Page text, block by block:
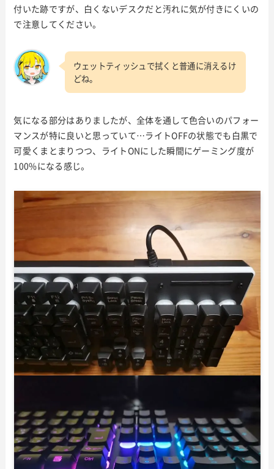
付いた跡ですが、白くないデスクだと汚れに気が付きにくいの
で注意してください。
ウェットティッシュで拭くと普通に消えるけ
どね。
気になる部分はありましたが、全体を通して色合いのパフォー
マンスが特に良いと思っていて…ライトOFFの状態でも白黒で
可愛くまとまりつつ、ライトONにした瞬間にゲーミング度が
100%になる感じ。